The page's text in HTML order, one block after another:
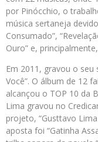
por Pinócchio, o
música sertaneja
Consumado”,
Ouro” e,
Em 2011, gravou o seu
Você”. O álbum de 12
alcançou o TOP 10 da
Lima gravou no
projeto, “Gusttavo
aposta foi “Gatinha